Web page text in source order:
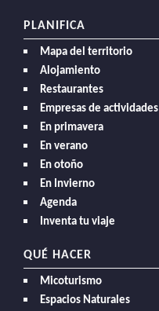
PLANIFICA
Mapa del territorio
Alojamiento
Restaurantes
Empresas de actividades
En primavera
En verano
En otoño
En Invierno
Agenda
Inventa tu viaje
QUÉ HACER
Micoturismo
Espacios Naturales